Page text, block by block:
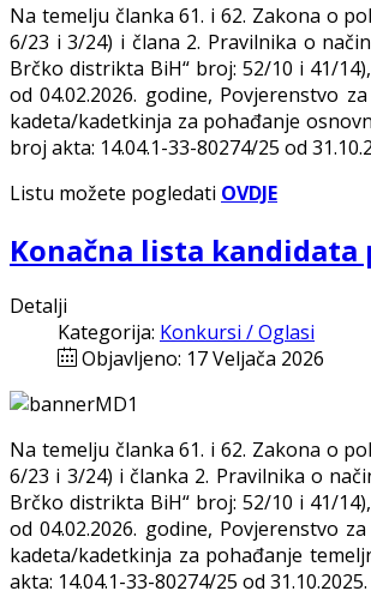
Na temelju članka 61. i 62. Zakona o
6/23 i 3/24) i člana 2. Pravilnika o
Brčko distrikta BiH“ broj: 52/10 i 41/
od 04.02.2026. godine, Povjerenstvo
kadeta/kadetkinja za pohađanje
broj akta: 14.04.1-33-80274/25 od
Listu možete pogledati OVDJE
Konačna lista kandidata
Detalji
Kategorija: Konkursi / Oglasi
Objavljeno: 17 Veljača 2026
Na temelju članka 61. i 62. Zakona o
6/23 i 3/24) i članka 2. Pravilnika o
Brčko distrikta BiH“ broj: 52/10 i 41/
od 04.02.2026. godine, Povjerenstvo
kadeta/kadetkinja za pohađanje
akta: 14.04.1-33-80274/25 od 31.10.2025.